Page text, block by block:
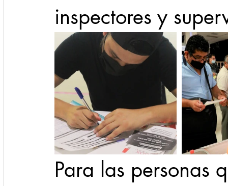
inspectores y
Para las personas